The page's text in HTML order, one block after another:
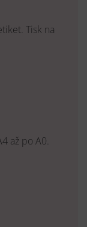
Tisk na
až po A0.